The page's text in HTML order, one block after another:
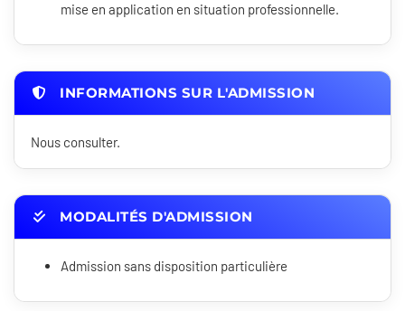
mise en application en situation professionnelle.
INFORMATIONS SUR L'ADMISSION
Nous consulter.
MODALITÉS D'ADMISSION
Admission sans disposition particulière